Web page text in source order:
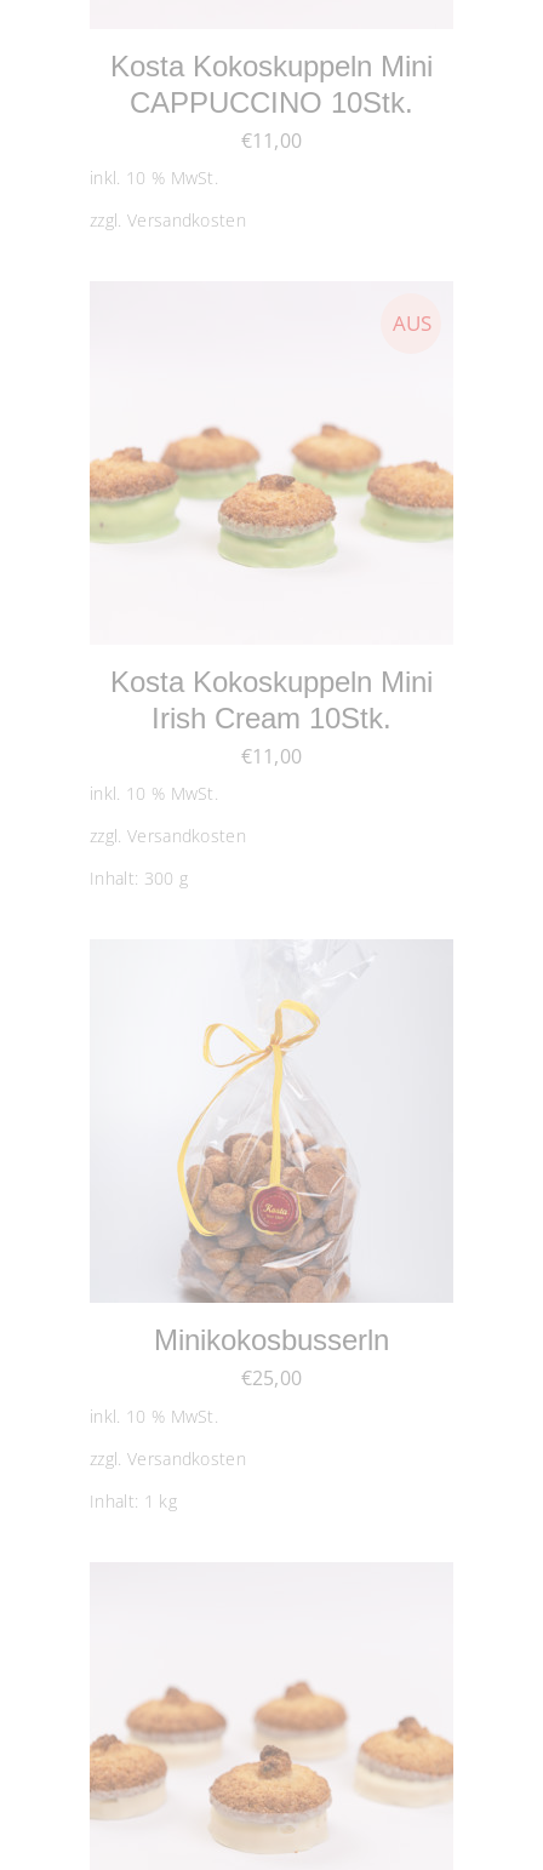
Kosta Kokoskuppeln Mini
CAPPUCCINO 10Stk.
€11,00
inkl. 10 % MwSt.
zzgl. Versandkosten
Kosta Kokoskuppeln Mini
Irish Cream 10Stk.
€11,00
inkl. 10 % MwSt.
zzgl. Versandkosten
Inhalt: 300 g
IN DEN WARENKORB
Minikokosbusserln
€25,00
inkl. 10 % MwSt.
zzgl. Versandkosten
Inhalt: 1 kg